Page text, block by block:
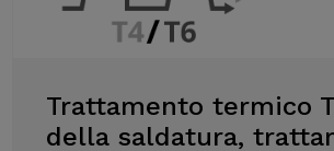
Trattamento termico
della saldatura,